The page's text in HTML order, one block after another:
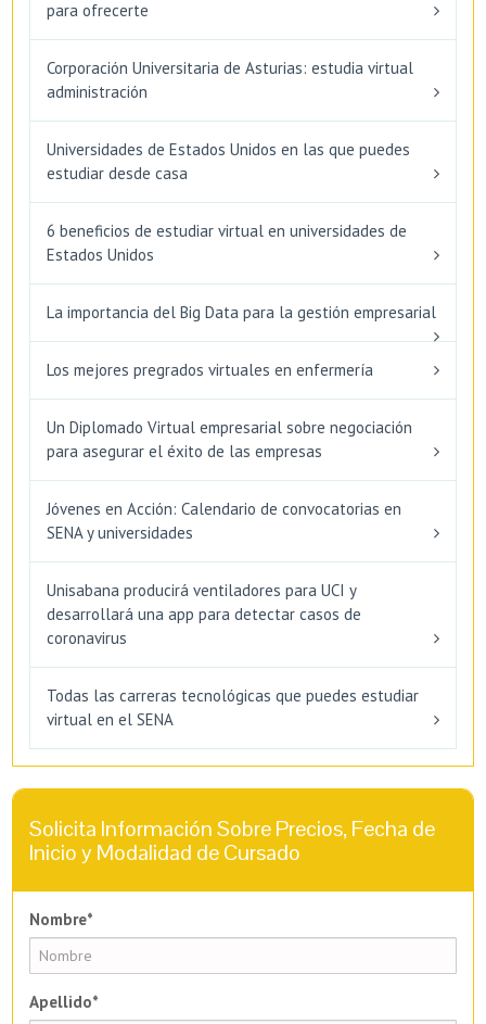
para ofrecerte
Corporación Universitaria de Asturias: estudia virtual
administración
Universidades de Estados Unidos en las que puedes
estudiar desde casa
6 beneficios de estudiar virtual en universidades de
Estados Unidos
La importancia del Big Data para la gestión empresarial
Los mejores pregrados virtuales en enfermería
Un Diplomado Virtual empresarial sobre negociación
para asegurar el éxito de las empresas
Jóvenes en Acción: Calendario de convocatorias en
SENA y universidades
Unisabana producirá ventiladores para UCI y
desarrollará una app para detectar casos de
coronavirus
Todas las carreras tecnológicas que puedes estudiar
virtual en el SENA
Solicita Información Sobre Precios, Fecha de
Inicio y Modalidad de Cursado
Nombre*
Apellido*